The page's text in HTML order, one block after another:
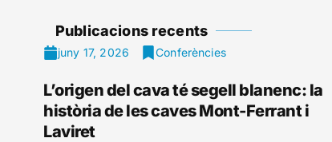
Publicacions recents
juny 17, 2026 Conferències
L’origen del cava té segell blanenc: la
història de les caves Mont-Ferrant i
Laviret